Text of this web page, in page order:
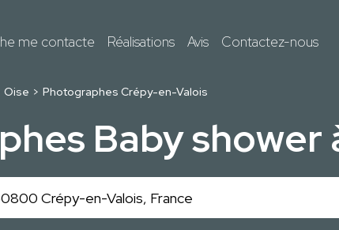
me contacte Réalisations Avis Contactez-nous
Oise Photographes Crépy-en-Valois
Baby shower